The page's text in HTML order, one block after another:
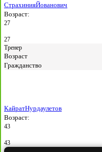
СтрахинияЙованович
Возраст:
27
27
Тренер
Возраст
Гражданство
КайратНурдаулетов
Возраст:
43
43